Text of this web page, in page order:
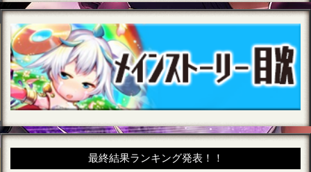
最終結果ランキング発表！！